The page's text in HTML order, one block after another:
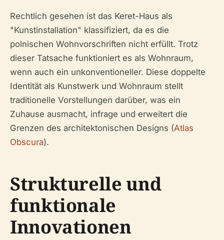
Rechtlich gesehen ist das Keret-Haus als
"Kunstinstallation" klassifiziert, da es die
polnischen Wohnvorschriften nicht erfüllt. Trotz
dieser Tatsache funktioniert es als Wohnraum,
wenn auch ein unkonventioneller. Diese doppelte
Identität als Kunstwerk und Wohnraum stellt
traditionelle Vorstellungen darüber, was ein
Zuhause ausmacht, infrage und erweitert die
Grenzen des architektonischen Designs (Atlas
Obscura).
Strukturelle und
funktionale
Innovationen